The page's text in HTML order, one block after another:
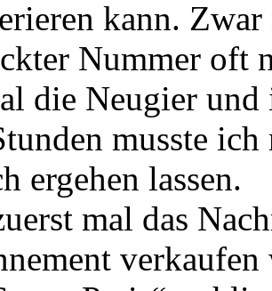
kann.
Nummer oft
die Neugier
musste
ergehen lassen.
mal das